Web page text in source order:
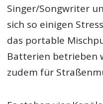
Singer/Songwriter
sich so einigen
das portable
Batterien betrieben
zudem für